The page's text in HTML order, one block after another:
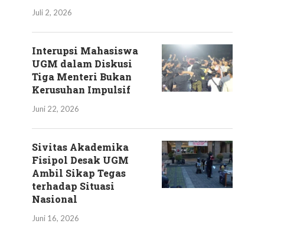
Juli 2, 2026
Interupsi Mahasiswa
UGM dalam Diskusi
Tiga Menteri Bukan
Kerusuhan Impulsif
Juni 22, 2026
Sivitas Akademika
Fisipol Desak UGM
Ambil Sikap Tegas
terhadap Situasi
Nasional
Juni 16, 2026